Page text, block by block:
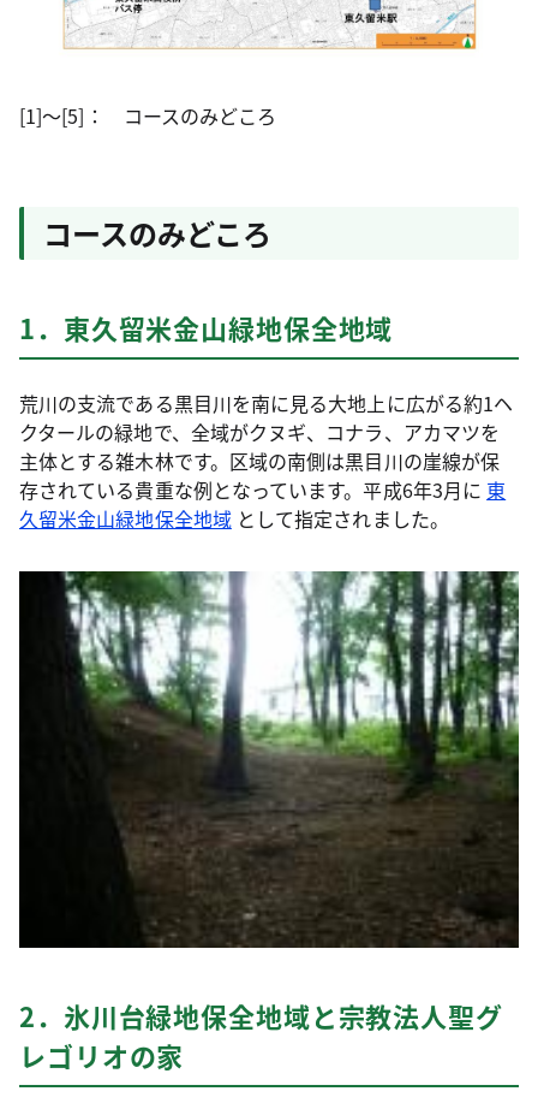
[1]～[5]： コースのみどころ
コースのみどころ
1．東久留米金山緑地保全地域
荒川の支流である黒目川を南に見る大地上に広がる約1ヘ
クタールの緑地で、全域がクヌギ、コナラ、アカマツを
主体とする雑木林です。区域の南側は黒目川の崖線が保
存されている貴重な例となっています。平成6年3月に 東
久留米金山緑地保全地域として指定されました。
2．氷川台緑地保全地域と宗教法人聖グ
レゴリオの家